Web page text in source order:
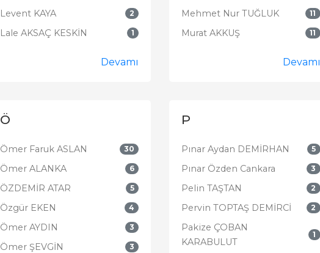
Levent KAYA 2
Lale AKSAÇ KESKİN 1
Devamı
Mehmet Nur TUĞLUK 11
Murat AKKUŞ 11
Devamı
Ö
Ömer Faruk ASLAN 30
Ömer ALANKA 6
ÖZDEMİR ATAR 5
Özgür EKEN 4
Ömer AYDIN 3
Ömer ŞEVGİN 3
P
Pınar Aydan DEMİRHAN 5
Pınar Özden Cankara 3
Pelin TAŞTAN 2
Pervin TOPTAŞ DEMİRCİ 2
Pakize ÇOBAN
KARABULUT
1